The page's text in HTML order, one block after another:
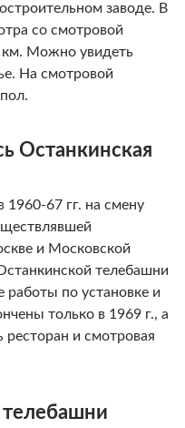
заводе. В
со смотровой
км. Можно увидеть
На смотровой
Останкинская
1960-67 гг. на смену
и Московской
телебашни
работы по установке и
только в 1969 г., а
и смотровая